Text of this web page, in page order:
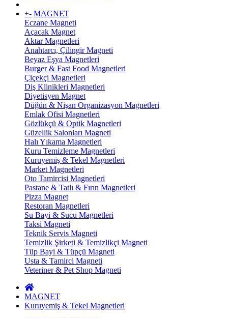
+- MAGNET
Eczane Magneti
Açacak Magnet
Aktar Magnetleri
Anahtarcı, Çilingir Magneti
Beyaz Eşya Magnetleri
Burger & Fast Food Magnetleri
Çiçekçi Magnetleri
Diş Klinikleri Magnetleri
Diyetisyen Magnet
Düğün & Nişan Organizasyon Magnetleri
Emlak Ofisi Magnetleri
Gözlükçü & Optik Magnetleri
Güzellik Salonları Magneti
Halı Yıkama Magnetleri
Kuru Temizleme Magnetleri
Kuruyemiş & Tekel Magnetleri
Market Magnetleri
Oto Tamircisi Magnetleri
Pastane & Tatlı & Fırın Magnetleri
Pizza Magnet
Restoran Magnetleri
Su Bayi & Sucu Magnetleri
Taksi Magneti
Teknik Servis Magneti
Temizlik Şirketi & Temizlikçi Magneti
Tüp Bayi & Tüpçü Magneti
Usta & Tamirci Magneti
Veteriner & Pet Shop Magneti
MAGNET
Kuruyemiş & Tekel Magnetleri